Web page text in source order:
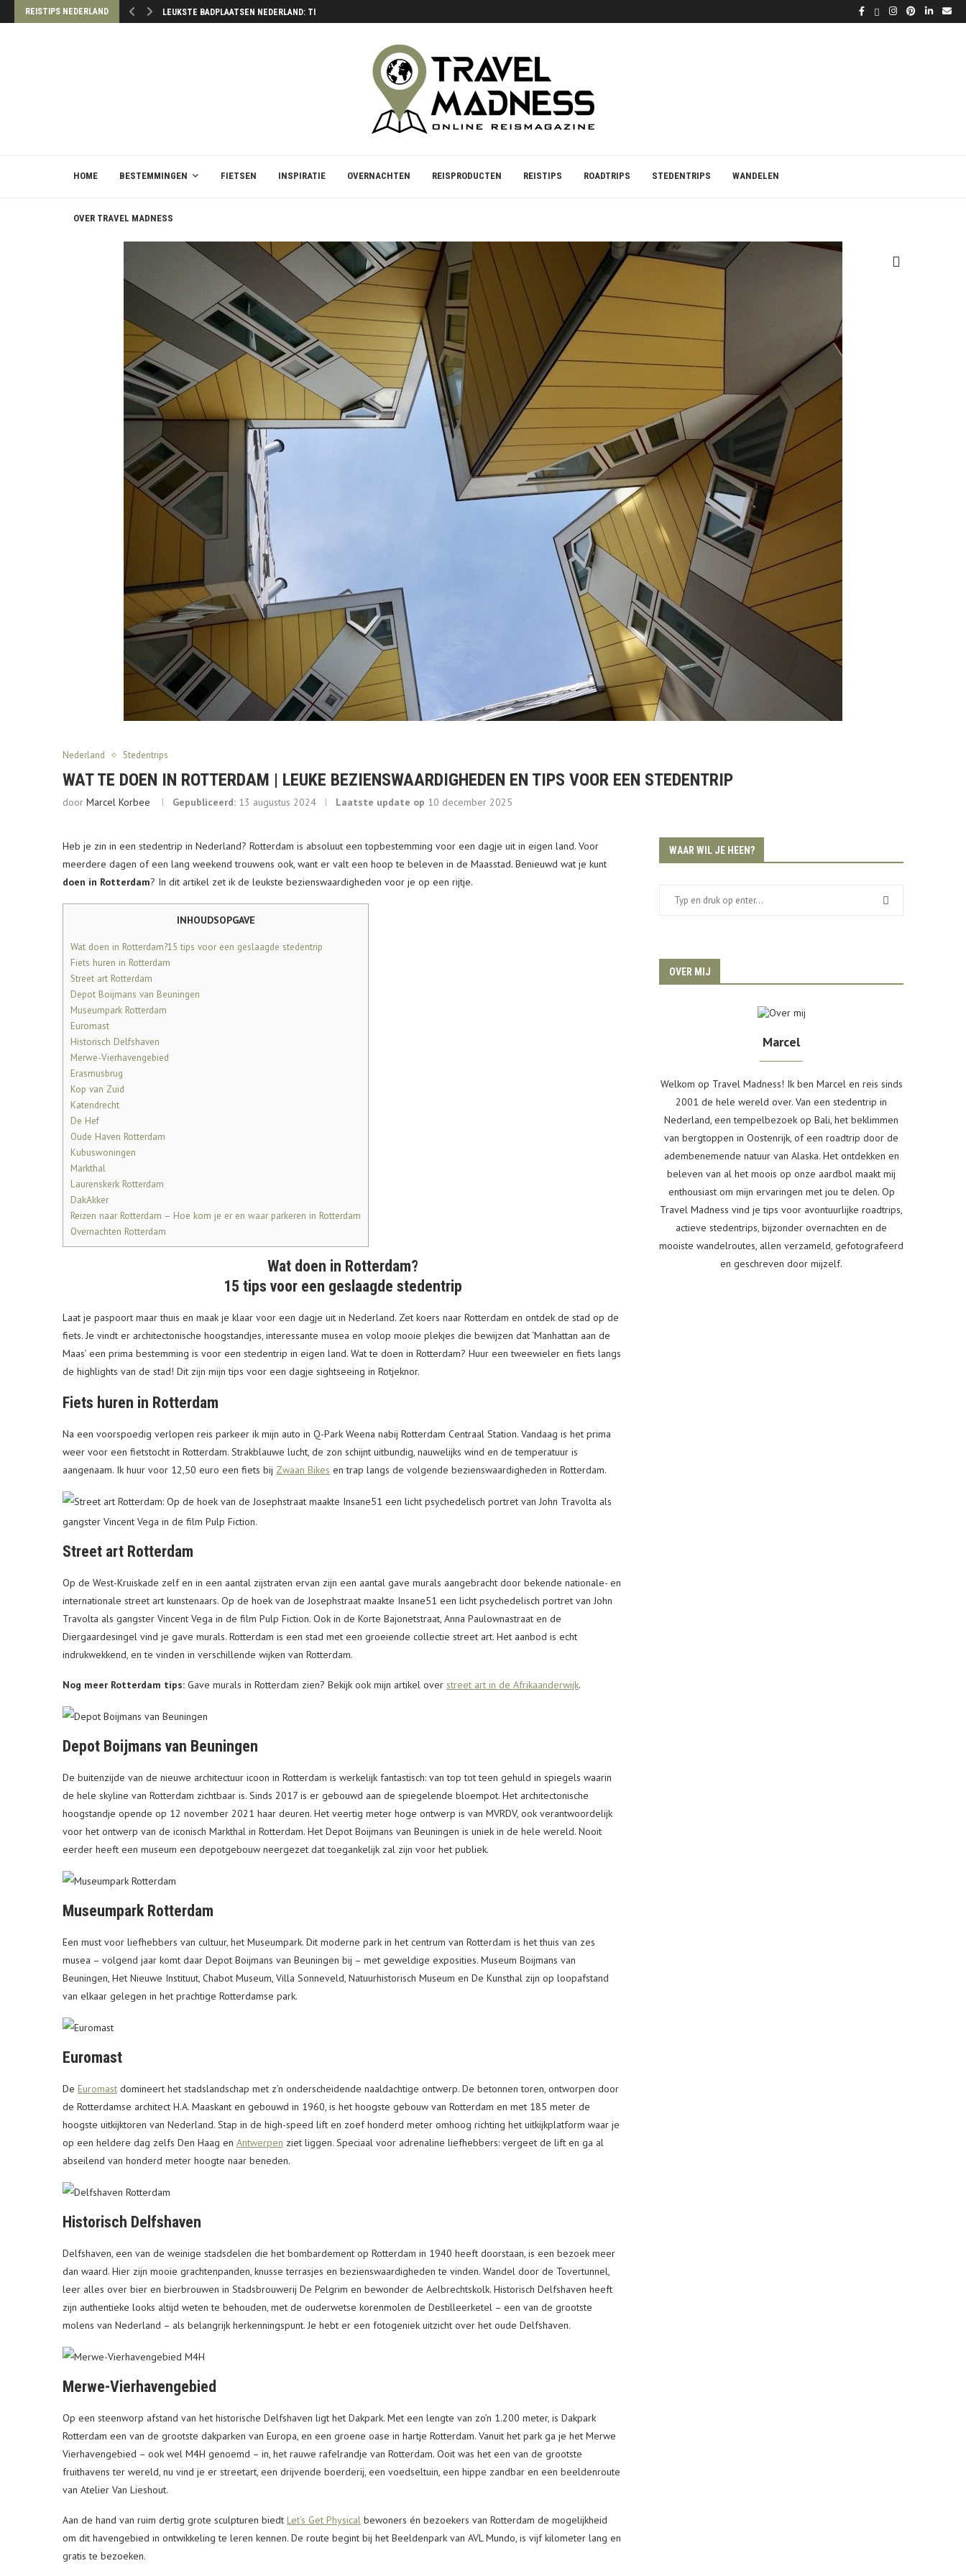
REISTIPS NEDERLAND LEUKSTE BADPLAATSEN NEDERLAND: TIPS VOOR STRAND EN ZEE
HOME BESTEMMINGEN FIETSEN INSPIRATIE OVERNACHTEN REISPRODUCTEN REISTIPS ROADTRIPS STEDENTRIPS WANDELEN
OVER TRAVEL MADNESS
Nederland Stedentrips
WAT TE DOEN IN ROTTERDAM | LEUKE BEZIENSWAARDIGHEDEN EN TIPS VOOR EEN STEDENTRIP
door Marcel Korbee Gepubliceerd: 13 augustus 2024 Laatste update op 10 december 2025
Heb je zin in een stedentrip in Nederland? Rotterdam is absoluut een topbestemming voor een dagje uit in eigen land. Voor
meerdere dagen of een lang weekend trouwens ook, want er valt een hoop te beleven in de Maasstad. Benieuwd wat je kunt
doen in Rotterdam? In dit artikel zet ik de leukste bezienswaardigheden voor je op een rijtje.
INHOUDSOPGAVE
Wat doen in Rotterdam?15 tips voor een geslaagde stedentrip
Fiets huren in Rotterdam
Street art Rotterdam
Depot Boijmans van Beuningen
Museumpark Rotterdam
Euromast
Historisch Delfshaven
Merwe-Vierhavengebied
Erasmusbrug
Kop van Zuid
Katendrecht
De Hef
Oude Haven Rotterdam
Kubuswoningen
Markthal
Laurenskerk Rotterdam
DakAkker
Reizen naar Rotterdam – Hoe kom je er en waar parkeren in Rotterdam
Overnachten Rotterdam
Wat doen in Rotterdam?
15 tips voor een geslaagde stedentrip
Laat je paspoort maar thuis en maak je klaar voor een dagje uit in Nederland. Zet koers naar Rotterdam en ontdek de stad op de
fiets. Je vindt er architectonische hoogstandjes, interessante musea en volop mooie plekjes die bewijzen dat ‘Manhattan aan de
Maas’ een prima bestemming is voor een stedentrip in eigen land. Wat te doen in Rotterdam? Huur een tweewieler en fiets langs
de highlights van de stad! Dit zijn mijn tips voor een dagje sightseeing in Rotjeknor.
Fiets huren in Rotterdam
Na een voorspoedig verlopen reis parkeer ik mijn auto in Q-Park Weena nabij Rotterdam Centraal Station. Vandaag is het prima
weer voor een fietstocht in Rotterdam. Strakblauwe lucht, de zon schijnt uitbundig, nauwelijks wind en de temperatuur is
aangenaam. Ik huur voor 12,50 euro een fiets bij Zwaan Bikes en trap langs de volgende bezienswaardigheden in Rotterdam.
Street art Rotterdam
Op de West-Kruiskade zelf en in een aantal zijstraten ervan zijn een aantal gave murals aangebracht door bekende nationale- en
internationale street art kunstenaars. Op de hoek van de Josephstraat maakte Insane51 een licht psychedelisch portret van John
Travolta als gangster Vincent Vega in de film Pulp Fiction. Ook in de Korte Bajonetstraat, Anna Paulownastraat en de
Diergaardesingel vind je gave murals. Rotterdam is een stad met een groeiende collectie street art. Het aanbod is echt
indrukwekkend, en te vinden in verschillende wijken van Rotterdam.
Nog meer Rotterdam tips: Gave murals in Rotterdam zien? Bekijk ook mijn artikel over street art in de Afrikaanderwijk.
Depot Boijmans van Beuningen
De buitenzijde van de nieuwe architectuur icoon in Rotterdam is werkelijk fantastisch: van top tot teen gehuld in spiegels waarin
de hele skyline van Rotterdam zichtbaar is. Sinds 2017 is er gebouwd aan de spiegelende bloempot. Het architectonische
hoogstandje opende op 12 november 2021 haar deuren. Het veertig meter hoge ontwerp is van MVRDV, ook verantwoordelijk
voor het ontwerp van de iconisch Markthal in Rotterdam. Het Depot Boijmans van Beuningen is uniek in de hele wereld. Nooit
eerder heeft een museum een depotgebouw neergezet dat toegankelijk zal zijn voor het publiek.
Museumpark Rotterdam
Een must voor liefhebbers van cultuur, het Museumpark. Dit moderne park in het centrum van Rotterdam is het thuis van zes
musea – volgend jaar komt daar Depot Boijmans van Beuningen bij – met geweldige exposities. Museum Boijmans van
Beuningen, Het Nieuwe Instituut, Chabot Museum, Villa Sonneveld, Natuurhistorisch Museum en De Kunsthal zijn op loopafstand
van elkaar gelegen in het prachtige Rotterdamse park.
Euromast
De Euromast domineert het stadslandschap met z’n onderscheidende naaldachtige ontwerp. De betonnen toren, ontworpen door
de Rotterdamse architect H.A. Maaskant en gebouwd in 1960, is het hoogste gebouw van Rotterdam en met 185 meter de
hoogste uitkijktoren van Nederland. Stap in de high-speed lift en zoef honderd meter omhoog richting het uitkijkplatform waar je
op een heldere dag zelfs Den Haag en Antwerpen ziet liggen. Speciaal voor adrenaline liefhebbers: vergeet de lift en ga al
abseilend van honderd meter hoogte naar beneden.
Historisch Delfshaven
Delfshaven, een van de weinige stadsdelen die het bombardement op Rotterdam in 1940 heeft doorstaan, is een bezoek meer
dan waard. Hier zijn mooie grachtenpanden, knusse terrasjes en bezienswaardigheden te vinden. Wandel door de Tovertunnel,
leer alles over bier en bierbrouwen in Stadsbrouwerij De Pelgrim en bewonder de Aelbrechtskolk. Historisch Delfshaven heeft
zijn authentieke looks altijd weten te behouden, met de ouderwetse korenmolen de Destilleerketel – een van de grootste
molens van Nederland – als belangrijk herkenningspunt. Je hebt er een fotogeniek uitzicht over het oude Delfshaven.
Merwe-Vierhavengebied
Op een steenworp afstand van het historische Delfshaven ligt het Dakpark. Met een lengte van zo’n 1.200 meter, is Dakpark
Rotterdam een van de grootste dakparken van Europa, en een groene oase in hartje Rotterdam. Vanuit het park ga je het Merwe
Vierhavengebied – ook wel M4H genoemd – in, het rauwe rafelrandje van Rotterdam. Ooit was het een van de grootste
fruithavens ter wereld, nu vind je er streetart, een drijvende boerderij, een voedseltuin, een hippe zandbar en een beeldenroute
van Atelier Van Lieshout.
Aan de hand van ruim dertig grote sculpturen biedt Let’s Get Physical bewoners én bezoekers van Rotterdam de mogelijkheid
om dit havengebied in ontwikkeling te leren kennen. De route begint bij het Beeldenpark van AVL Mundo, is vijf kilometer lang en
gratis te bezoeken.
WAAR WIL JE HEEN?
OVER MIJ
Marcel
Welkom op Travel Madness! Ik ben Marcel en reis sinds
2001 de hele wereld over. Van een stedentrip in
Nederland, een tempelbezoek op Bali, het beklimmen
van bergtoppen in Oostenrijk, of een roadtrip door de
adembenemende natuur van Alaska. Het ontdekken en
beleven van al het moois op onze aardbol maakt mij
enthousiast om mijn ervaringen met jou te delen. Op
Travel Madness vind je tips voor avontuurlijke roadtrips,
actieve stedentrips, bijzonder overnachten en de
mooiste wandelroutes, allen verzameld, gefotografeerd
en geschreven door mijzelf.